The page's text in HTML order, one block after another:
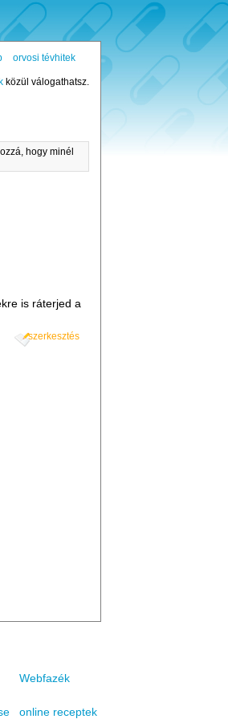
orvosi tévhitek
közül válogathatsz.
hogy minél
is ráterjed a
szerkesztés
Webfazék
online receptek